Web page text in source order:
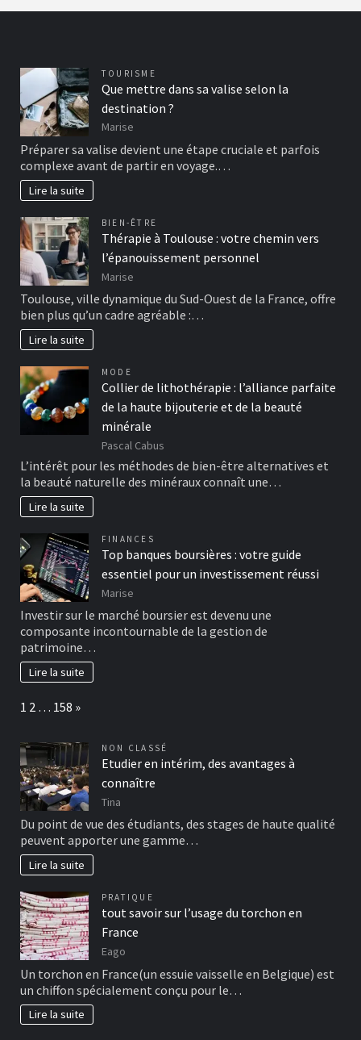
TOURISME
Que mettre dans sa valise selon la
destination ?
Marise
Préparer sa valise devient une étape cruciale et parfois
complexe avant de partir en voyage.…
Lire la suite
BIEN-ÊTRE
Thérapie à Toulouse : votre chemin vers
l’épanouissement personnel
Marise
Toulouse, ville dynamique du Sud-Ouest de la France, offre
bien plus qu’un cadre agréable :…
Lire la suite
MODE
Collier de lithothérapie : l’alliance parfaite
de la haute bijouterie et de la beauté
minérale
Pascal Cabus
L’intérêt pour les méthodes de bien-être alternatives et
la beauté naturelle des minéraux connaît une…
Lire la suite
FINANCES
Top banques boursières : votre guide
essentiel pour un investissement réussi
Marise
Investir sur le marché boursier est devenu une
composante incontournable de la gestion de
patrimoine…
Lire la suite
Page:
1 2 … 158 Next
»
NON CLASSÉ
Etudier en intérim, des avantages à
connaître
Tina
Du point de vue des étudiants, des stages de haute qualité
peuvent apporter une gamme…
Lire la suite
PRATIQUE
tout savoir sur l’usage du torchon en
France
Eago
Un torchon en France(un essuie vaisselle en Belgique) est
un chiffon spécialement conçu pour le…
Lire la suite